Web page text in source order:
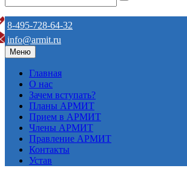
8-495-728-64-32
info@armit.ru
Меню
Главная
О нас
Зачем вступать?
Планы АРМИТ
Прием в АРМИТ
Члены АРМИТ
Правление АРМИТ
Контакты
Устав